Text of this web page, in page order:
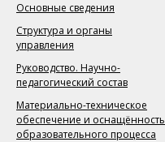
Основные сведения
Структура и органы
управления
Руководство. Научно-
педагогический состав
Материально-техническое
обеспечение и оснащённость
образовательного процесса